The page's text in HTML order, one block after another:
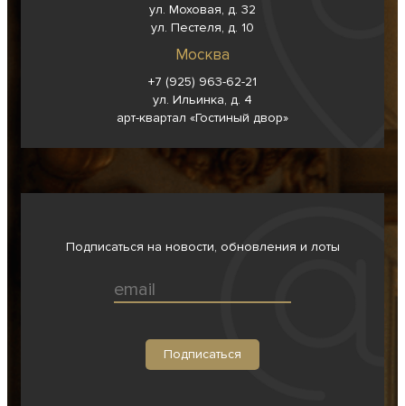
ул. Моховая, д. 32
ул. Пестеля, д. 10
Москва
+7 (925) 963-62-21
ул. Ильинка, д. 4
арт-квартал «Гостиный двор»
Подписаться на новости, обновления и лоты